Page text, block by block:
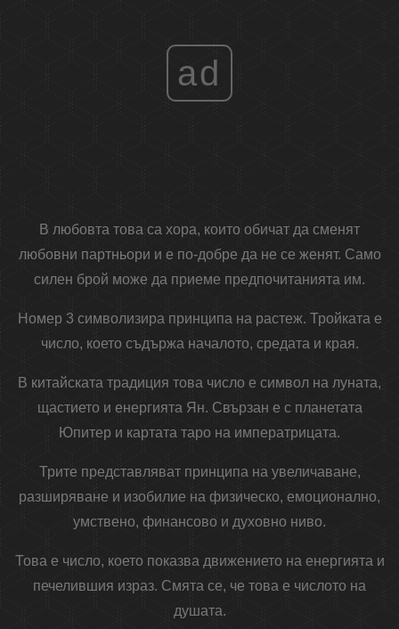
ad
В любовта това са хора, които обичат да сменят
любовни партньори и е по-добре да не се женят. Само
силен брой може да приеме предпочитанията им.
Номер 3 символизира принципа на растеж. Тройката е
число, което съдържа началото, средата и края.
В китайската традиция това число е символ на луната,
щастието и енергията Ян. Свързан е с планетата
Юпитер и картата таро на императрицата.
Трите представляват принципа на увеличаване,
разширяване и изобилие на физическо, емоционално,
умствено, финансово и духовно ниво.
Това е число, което показва движението на енергията и
печелившия израз. Смята се, че това е числото на
душата.